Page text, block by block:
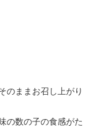
のままお召し上がり
の数の子の食感がた